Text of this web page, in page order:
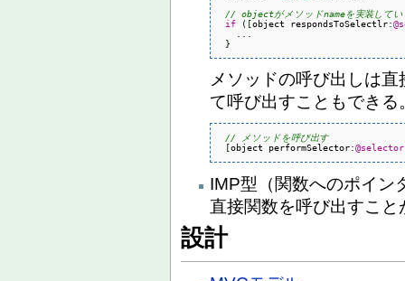
// objectがメソッドnameを実装してい
if
( [object respondsToSelectlr:
}
メソッドの呼び出しは
て呼び出すこともできる
// メソッドを呼び出す
[object performSelector:@selector
IMP型（関数へのポイン
直接関数を呼び出すこと
設計